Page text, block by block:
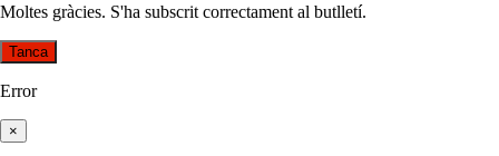
Moltes gràcies. S'ha subscrit correctament al butlletí.
Tanca
Error
×